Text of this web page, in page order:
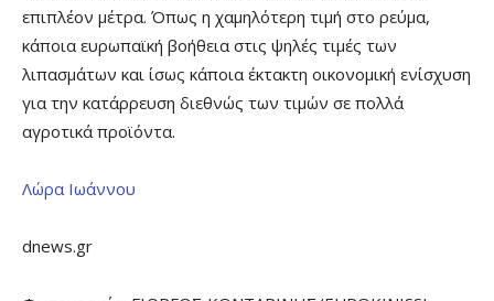
επιπλέον μέτρα. Όπως η χαμηλότερη τιμή στο ρεύμα,
κάποια ευρωπαϊκή βοήθεια στις ψηλές τιμές των
λιπασμάτων και ίσως κάποια έκτακτη οικονομική ενίσχυση
για την κατάρρευση διεθνώς των τιμών σε πολλά
αγροτικά προϊόντα.
Λώρα Ιωάννου
dnews.gr